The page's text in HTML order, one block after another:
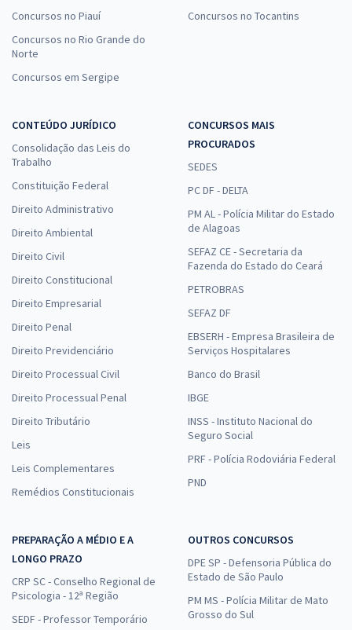
Concursos no Piauí
Concursos no Rio Grande do
Norte
Concursos em Sergipe
Concursos no Tocantins
CONTEÚDO JURÍDICO
Consolidação das Leis do
Trabalho
Constituição Federal
Direito Administrativo
Direito Ambiental
Direito Civil
Direito Constitucional
Direito Empresarial
Direito Penal
Direito Previdenciário
Direito Processual Civil
Direito Processual Penal
Direito Tributário
Leis
Leis Complementares
Remédios Constitucionais
CONCURSOS MAIS
PROCURADOS
SEDES
PC DF - DELTA
PM AL - Polícia Militar do Estado
de Alagoas
SEFAZ CE - Secretaria da
Fazenda do Estado do Ceará
PETROBRAS
SEFAZ DF
EBSERH - Empresa Brasileira de
Serviços Hospitalares
Banco do Brasil
IBGE
INSS - Instituto Nacional do
Seguro Social
PRF - Polícia Rodoviária Federal
PND
PREPARAÇÃO A MÉDIO E A
LONGO PRAZO
CRP SC - Conselho Regional de
Psicologia - 12ª Região
SEDF - Professor Temporário
OUTROS CONCURSOS
DPE SP - Defensoria Pública do
Estado de São Paulo
PM MS - Polícia Militar de Mato
Grosso do Sul